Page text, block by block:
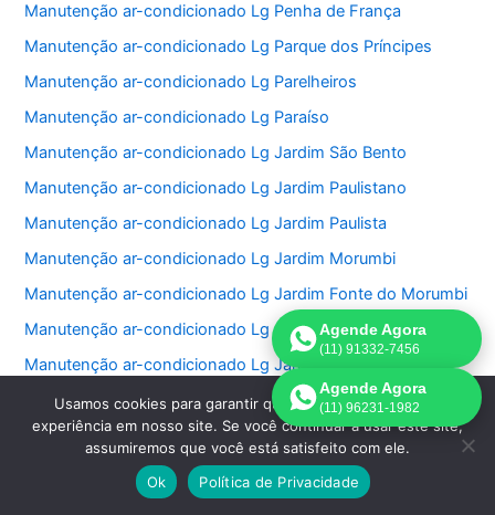
Manutenção ar-condicionado Lg Penha de França
Manutenção ar-condicionado Lg Parque dos Príncipes
Manutenção ar-condicionado Lg Parelheiros
Manutenção ar-condicionado Lg Paraíso
Manutenção ar-condicionado Lg Jardim São Bento
Manutenção ar-condicionado Lg Jardim Paulistano
Manutenção ar-condicionado Lg Jardim Paulista
Manutenção ar-condicionado Lg Jardim Morumbi
Manutenção ar-condicionado Lg Jardim Fonte do Morumbi
Manutenção ar-condicionado Lg Jardim Europa
Manutenção ar-condicionado Lg Jardim das Perdizes
Manutenção ar-condicionado Lg Jardim das Acacias
Manutenção ar-condicionado Lg Jardim da Saúde
Manutenção ar-condicionado Lg Jardim Bonfiglioli
Agende Agora
(11) 91332-7456
Agende Agora
(11) 96231-1982
Usamos cookies para garantir que oferecemos a melhor
experiência em nosso site. Se você continuar a usar este site,
assumiremos que você está satisfeito com ele.
Ok
Política de Privacidade